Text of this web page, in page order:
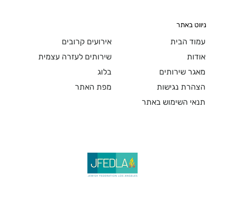
לחזור הביתה מחדש - התמודדות עם החזרה
הביתה
ניווט באתר
עמוד הבית
אודות
מאגר שירותים
הצהרת נגישות
תנאי השימוש באתר
אירועים קרובים
שירותים לעזרה עצמית
בלוג
מפת האתר